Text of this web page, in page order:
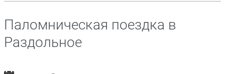
Паломническая поездка в
Раздольное